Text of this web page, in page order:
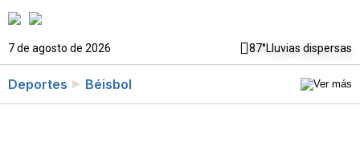
7 de agosto de 2026 87°Lluvias dispersas
Deportes Béisbol